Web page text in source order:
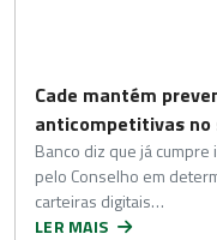
Cade mantém
anticompetitivas no
Banco diz que já
pelo Conselho em
carteiras digitais…
LER MAIS